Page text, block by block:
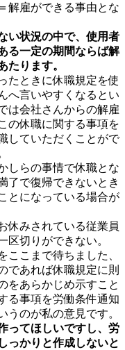
解雇ができる事由とな
い状況の中で、使用者
る一定の期間ならば解
たります。
たときに休職規定を使
へ言いやすくなるとい
は会社さんからの解雇
の休職に関する事項を
していただくことがで
しらの事情で休職とな
了で復帰できないとき
とになっている場合が
休みされている従業員
区切りができない。
ここまで待ちました、
であれば休職規定に則
をあらかじめ示すこと
る事項を労働条件通知
うのが私の意見です。
ってほしいですし、労
っかりと作成しないと